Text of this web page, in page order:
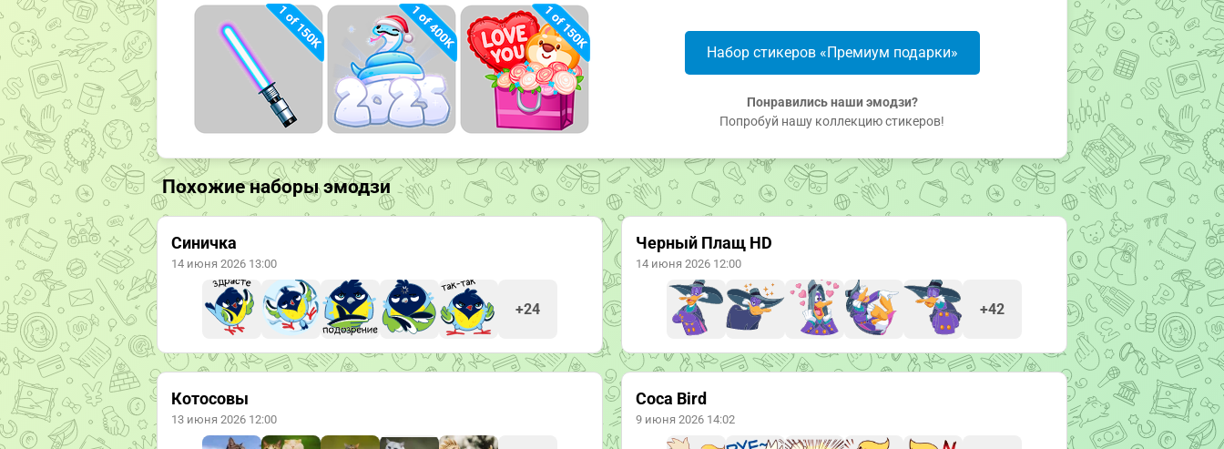
Набор стикеров «Премиум подарки»
Понравились наши эмодзи?
Попробуй нашу коллекцию стикеров!
Похожие наборы эмодзи
Синичка
14 июня 2026 13:00
+24
Черный Плащ HD
14 июня 2026 12:00
+42
Котосовы
13 июня 2026 12:00
Coca Bird
9 июня 2026 14:02